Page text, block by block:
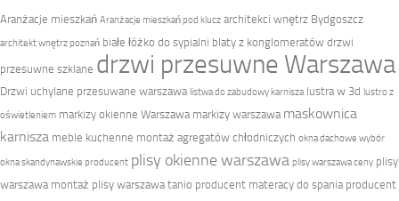
Aranżacje mieszkań Aranżacje mieszkań pod klucz architekci wnętrz Bydgoszcz
architekt wnętrz poznań białe łóżko do sypialni blaty z konglomeratów drzwi
przesuwne szklane drzwi przesuwne Warszawa
Drzwi uchylane przesuwane warszawa listwa do zabudowy karnisza lustra w 3d lustro z
oświetleniem markizy okienne Warszawa markizy warszawa maskownica
karnisza meble kuchenne montaż agregatów chłodniczych okna dachowe wybór
okna skandynawskie producent plisy okienne warszawa plisy warszawa ceny plisy
warszawa montaż plisy warszawa tanio producent materacy do spania producent